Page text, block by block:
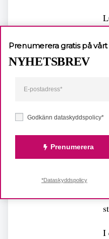
I
Godkänn dataskyddspolicy*
Prenumerera
Prenumerera gratis på vårt
NYHETSBREV
*Dataskyddspolicy